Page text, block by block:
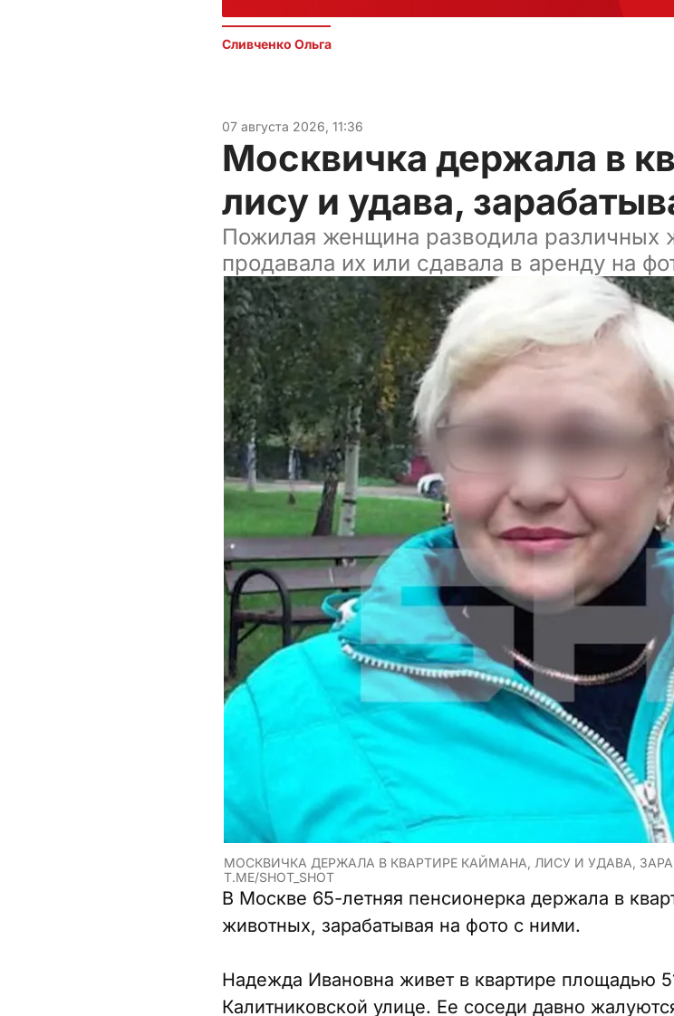
Сливченко Ольга
07 августа 2026, 11:36
Москвичка держала в
лису и удава,
Пожилая женщина разводила различных
продавала их или сдавала в аренду на
МОСКВИЧКА ДЕРЖАЛА В КВАРТИРЕ КАЙМАНА, ЛИСУ И УДАВА,
T.ME/SHOT_SHOT
В Москве 65-летняя пенсионерка держала в
животных, зарабатывая на фото с ними.
Надежда Ивановна живет в квартире площадью
Калитниковской улице. Ее соседи давно